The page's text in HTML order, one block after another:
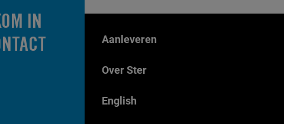
IN
Aanleveren
Over Ster
English